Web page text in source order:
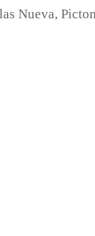
Nueva,